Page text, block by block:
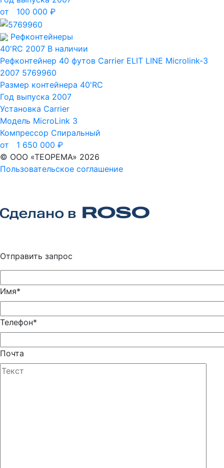
от 100 000 ₽
Рефконтейнеры
40'RC 2007 В наличии
Рефконтейнер 40 футов Carrier ELIT LINE Microlink-3
2007 5769960
Размер контейнера 40'RC
Год выпуска 2007
Установка Carrier
Модель MicroLink 3
Компрессор Спиральный
от 1 650 000 ₽
© ООО «ТЕОРЕМА» 2026
Пользовательское соглашение
Отправить запрос
Имя*
Телефон*
Почта